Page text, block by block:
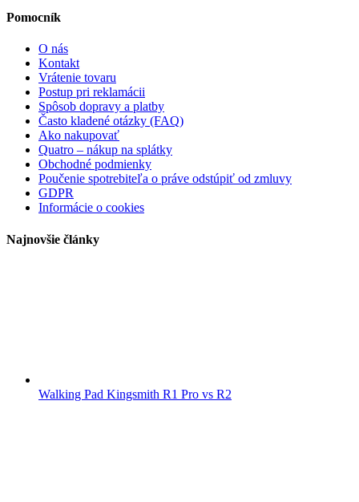
Pomocník
O nás
Kontakt
Vrátenie tovaru
Postup pri reklamácii
Spôsob dopravy a platby
Často kladené otázky (FAQ)
Ako nakupovať
Quatro – nákup na splátky
Obchodné podmienky
Poučenie spotrebiteľa o práve odstúpiť od zmluvy
GDPR
Informácie o cookies
Najnovšie články
Walking Pad Kingsmith R1 Pro vs R2